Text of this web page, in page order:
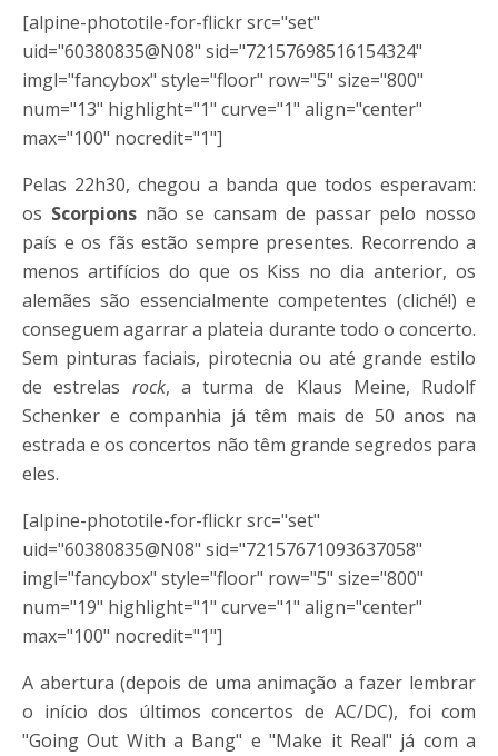
[alpine-phototile-for-flickr src="set"
uid="60380835@N08" sid="72157698516154324"
imgl="fancybox" style="floor" row="5" size="800"
num="13" highlight="1" curve="1" align="center"
max="100" nocredit="1"]
Pelas 22h30, chegou a banda que todos esperavam:
os Scorpionsnão se cansam de passar pelo nosso
país e os fãs estão sempre presentes. Recorrendo a
menos artifícios do que os Kiss no dia anterior, os
alemães são essencialmente competentes (cliché!) e
conseguem agarrar a plateia durante todo o concerto.
Sem pinturas faciais, pirotecnia ou até grande estilo
de estrelas rock, a turma de Klaus Meine, Rudolf
Schenker e companhia já têm mais de 50 anos na
estrada e os concertos não têm grande segredos para
eles.
[alpine-phototile-for-flickr src="set"
uid="60380835@N08" sid="72157671093637058"
imgl="fancybox" style="floor" row="5" size="800"
num="19" highlight="1" curve="1" align="center"
max="100" nocredit="1"]
A abertura (depois de uma animação a fazer lembrar
o início dos últimos concertos de AC/DC), foi com
"Going Out With a Bang" e "Make it Real" já com a